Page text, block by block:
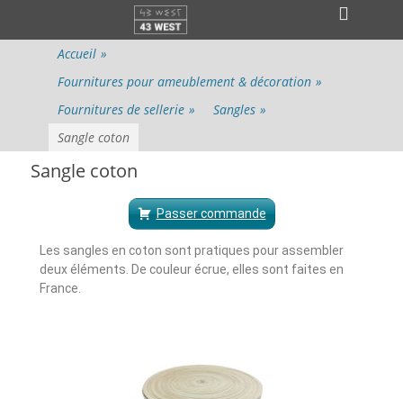
Menu principal
Accueil »
Fournitures pour ameublement & décoration »
Fournitures de sellerie » Sangles »
Sangle coton
Sangle coton
Passer commande
Les sangles en coton sont pratiques pour assembler
deux éléments. De couleur écrue, elles sont faites en
France.